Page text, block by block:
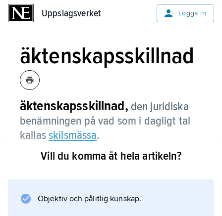
Uppslagsverket Logga in
äktenskapsskillnad
äktenskapsskillnad, den juridiska
benämningen på vad som i dagligt tal
kallasskilsmässa.
Information om artikeln
Vill du komma åt hela artikeln?
Objektiv och pålitlig kunskap.